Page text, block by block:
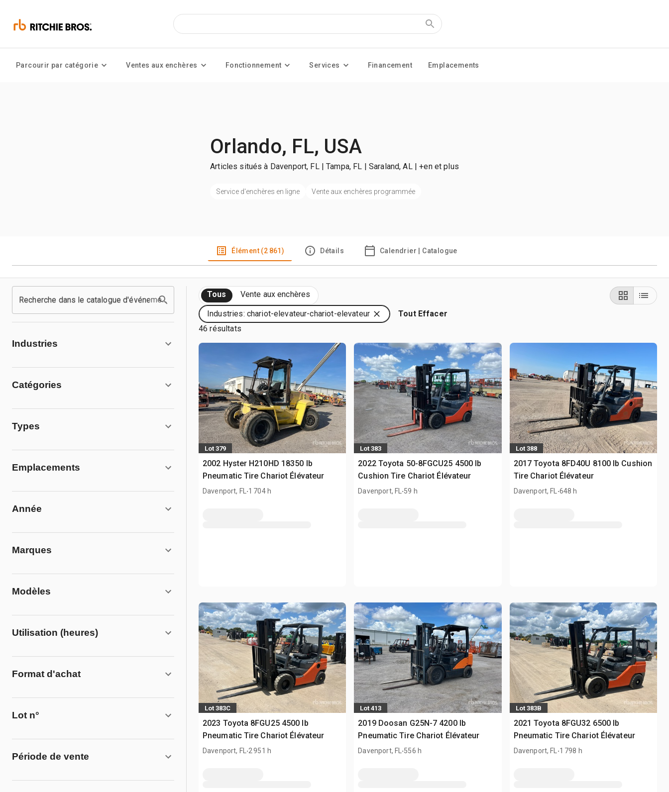
Parcourir par catégorie Ventes aux enchères Fonctionnement Services Financement Emplacements
Orlando, FL, USA
Articles situés à Davenport, FL | Tampa, FL | Saraland, AL | +en et plus
Service d'enchères en ligne Vente aux enchères programmée
Élément (2 861) Détails Calendrier | Catalogue
Recherche dans le catalogue d'événements
Industries
Catégories
Types
Emplacements
Année
Marques
Modèles
Utilisation (heures)
Format d'achat
Lot n°
Période de vente
Tous Vente aux enchères
Industries: chariot-elevateur-chariot-elevateur
Tout Effacer
46 résultats
Lot 379
2002 Hyster H210HD 18350 lb
Pneumatic Tire Chariot Élévateur
Davenport, FL.1 704 h
Lot 383
2022 Toyota 50-8FGCU25 4500 lb
Cushion Tire Chariot Élévateur
Davenport, FL.59 h
Lot 388
2017 Toyota 8FD40U 8100 lb Cushion
Tire Chariot Élévateur
Davenport, FL.648 h
Lot 383C
2023 Toyota 8FGU25 4500 lb
Pneumatic Tire Chariot Élévateur
Davenport, FL.2 951 h
Lot 413
2019 Doosan G25N-7 4200 lb
Pneumatic Tire Chariot Élévateur
Davenport, FL.556 h
Lot 383B
2021 Toyota 8FGU32 6500 lb
Pneumatic Tire Chariot Élévateur
Davenport, FL.1 798 h